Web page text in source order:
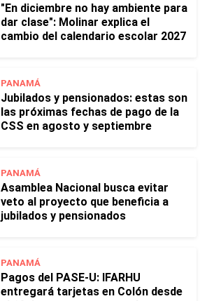
"En diciembre no hay ambiente para
dar clase": Molinar explica el
cambio del calendario escolar 2027
PANAMÁ
Jubilados y pensionados: estas son
las próximas fechas de pago de la
CSS en agosto y septiembre
PANAMÁ
Asamblea Nacional busca evitar
veto al proyecto que beneficia a
jubilados y pensionados
PANAMÁ
Pagos del PASE-U: IFARHU
entregará tarjetas en Colón desde